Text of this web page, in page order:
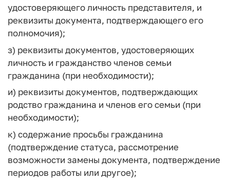
удостоверяющего личность представителя, и
реквизиты документа, подтверждающего его
полномочия);
з) реквизиты документов, удостоверяющих
личность и гражданство членов семьи
гражданина (при необходимости);
и) реквизиты документов, подтверждающих
родство гражданина и членов его семьи (при
необходимости);
к) содержание просьбы гражданина
(подтверждение статуса, рассмотрение
возможности замены документа, подтверждение
периодов работы или другое);